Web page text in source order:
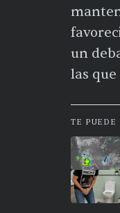
un
las
TE PUEDE